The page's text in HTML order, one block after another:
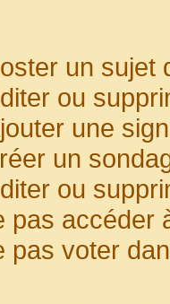
un sujet
ou
une
un
ou
pas accéder
pas voter